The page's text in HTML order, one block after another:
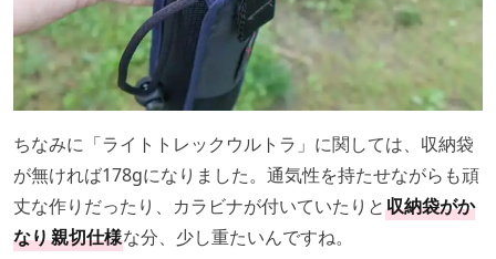
ちなみに「ライトトレックウルトラ」に関しては、収納袋
が無ければ178gになりました。通気性を持たせながらも頑
丈な作りだったり、カラビナが付いていたりと収納袋がか
なり親切仕様な分、少し重たいんですね。